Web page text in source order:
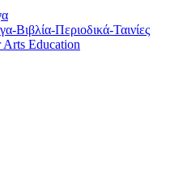
Βιβλία-Περιοδικά-Ταινίες
Arts Education